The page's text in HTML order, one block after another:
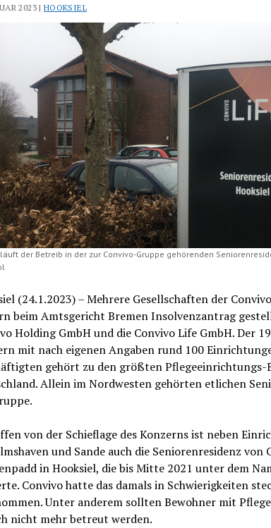
2023 |HOOKSIEL
der Betreib in der zur Convivo-Gruppe gehörenden
(24.1.2023) – Mehrere Gesellschaften der
beim Amtsgericht Bremen Insolvenzantrag
Holding GmbH und die Convivo Life GmbH. Der
mit nach eigenen Angaben rund 100
gehört zu den größten
Allein im Nordwesten gehörten etlichen
von der Schieflage des Konzerns ist neben
und Sande auch die Seniorenresidenz von
in Hooksiel, die bis Mitte 2021 unter dem
Convivo hatte das damals in Schwierigkeiten
Unter anderem sollten Bewohner mit
nicht mehr betreut werden.